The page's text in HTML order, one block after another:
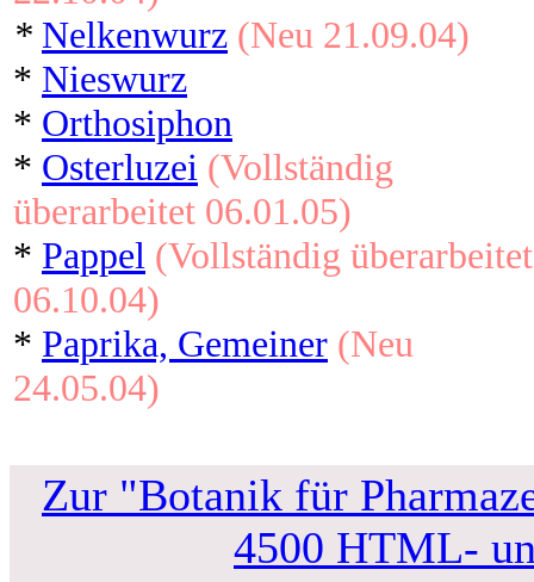
* Nelkenwurz (Neu 21.09.04)
* Nieswurz
* Orthosiphon
* Osterluzei (Vollständig
überarbeitet 06.01.05)
* Pappel (Vollständig überarbeitet
06.10.04)
* Paprika, Gemeiner (Neu
24.05.04)
Zur "Botanik für
4500 HTML-